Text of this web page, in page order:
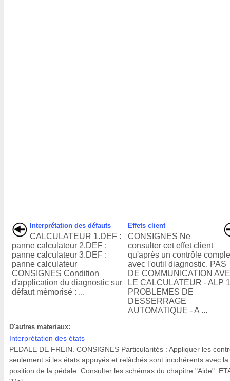
Interprétation des défauts
CALCULATEUR 1.DEF :
panne calculateur 2.DEF :
panne calculateur 3.DEF :
panne calculateur
CONSIGNES Condition
d'application du diagnostic sur
défaut mémorisé : ...
Effets client
CONSIGNES Ne
consulter cet effet client
qu'après un contrôle
avec l'outil diagnostic. PAS
DE COMMUNICATION
LE CALCULATEUR - ALP
PROBLEMES DE
DESSERRAGE
AUTOMATIQUE - A ...
D'autres materiaux:
Interprétation des états
PEDALE DE FREIN. CONSIGNES Particularités : Appliquer les
seulement si les états appuyés et relâchés sont incohérents avec la
position de la pédale. Consulter les schémas du chapitre "Aide".